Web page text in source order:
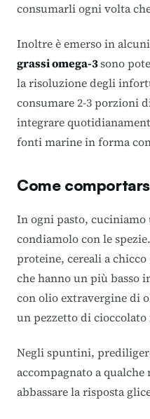
consumarli ogni volta
Inoltre è emerso in
grassi omega-3sono
la risoluzione degli
consumare 2-3 porzioni
integrare
fonti marine in forma
Come
In ogni pasto,
condiamolo con le
proteine, cereali a
che hanno un più basso
con olio extravergine di
un pezzetto di
Negli spuntini,
accompagnato a
abbassare la risposta